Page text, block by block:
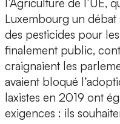
l’Agriculture de l’UE,
Luxembourg un débat
des pesticides pour
finalement public,
craignaient les
avaient bloqué
laxistes en 2019 ont
exigences : ils